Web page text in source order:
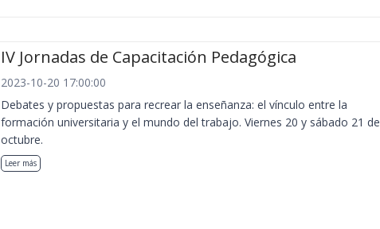
IV Jornadas de Capacitación Pedagógica
2023-10-20 17:00:00
Debates y propuestas para recrear la enseñanza: el vínculo entre la
formación universitaria y el mundo del trabajo. Viernes 20 y sábado 21 de
octubre.
Leer más